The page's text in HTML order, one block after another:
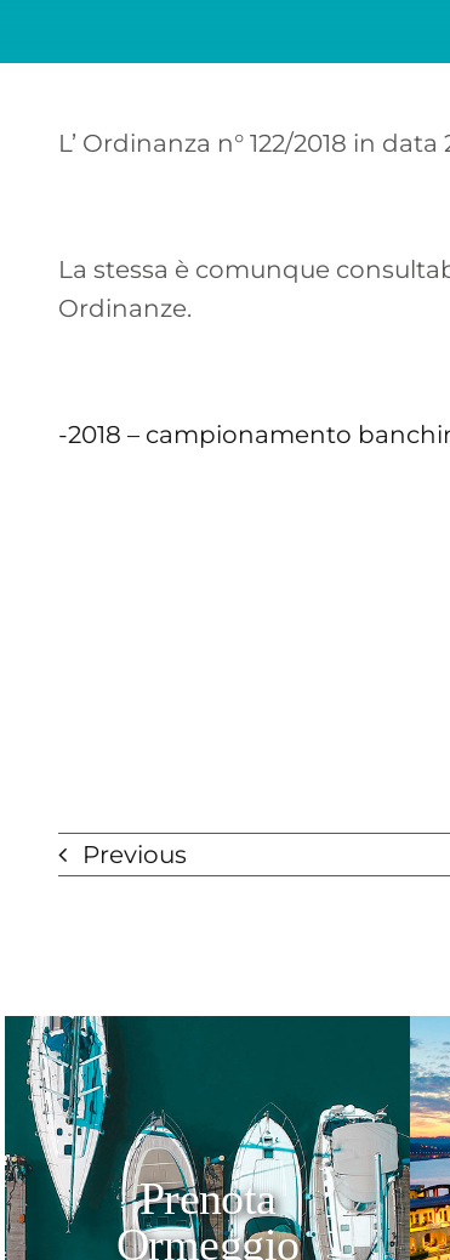
L’ Ordinanza n° 122/2018 in
La stessa è comunque
Ordinanze.
-2018 – campionamento
Previous
Prenota
Ormeggio